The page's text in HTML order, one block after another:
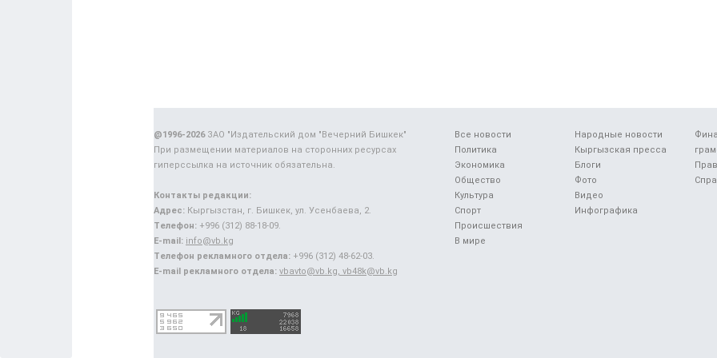
Все новости
Политика
Экономика
Общество
Культура
Спорт
Происшествия
В мире
Народные новости
Кыргызская пресса
Блоги
Фото
Видео
Инфографика
@1996-2026ЗАО "Издательский дом "Вечерний Бишкек"
При размещении материалов на сторонних ресурсах
гиперссылка на источник обязательна.
Контакты редакции:
Адрес: Кыргызстан, г. Бишкек, ул. Усенбаева, 2.
Телефон: +996 (312) 88-18-09.
E-mail: info@vb.kg
Телефон рекламного отдела: +996 (312) 48-62-03.
E-mail рекламного отдела: vbavto@vb.kg, vb48k@vb.kg